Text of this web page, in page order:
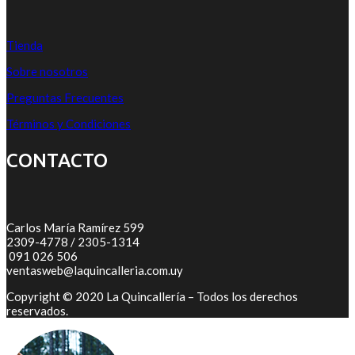
Tienda
Sobre nosotros
Preguntas Frecuentes
Términos y Condiciones
CONTACTO
Carlos María Ramírez 599
2309-4778 / 2305-1314
091 026 506
ventasweb@laquincalleria.com.uy
Copyright © 2020 La Quincallería – Todos los derechos
reservados.